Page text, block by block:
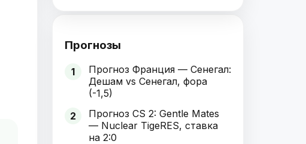
Прогнозы
1
Прогноз Франция — Сенегал:
Дешам vs Сенегал, фора
(-1,5)
2
Прогноз CS 2: Gentle Mates
— Nuclear TigeRES, ставка
на 2:0